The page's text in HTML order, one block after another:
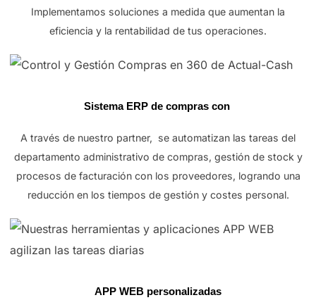
Implementamos soluciones a medida que aumentan la
eficiencia y la rentabilidad de tus operaciones.
Sistema ERP de compras con
A través de nuestro partner, se automatizan las tareas del
departamento administrativo de compras, gestión de stock y
procesos de facturación con los proveedores, logrando una
reducción en los tiempos de gestión y costes personal.
APP WEB personalizadas